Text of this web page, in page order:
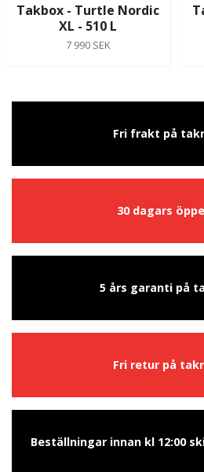
Takbox - Turtle Nordic
XL - 510 L
7 990 SEK
Fri frakt på
30 dagars
5 års garanti på
Fri retur på
Beställningar innan kl 12:00